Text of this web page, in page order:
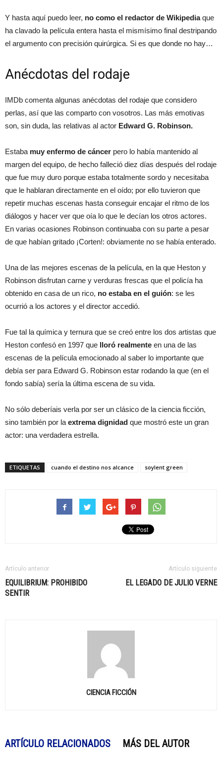
Y hasta aquí puedo leer, no como el redactor de Wikipediaque
ha clavado la película entera hasta el mismísimo final destripando
el argumento con precisión quirúrgica. Si es que donde no hay…
Anécdotas del rodaje
IMDb comenta algunas anécdotas del rodaje que considero
perlas, así que las comparto con vosotros. Las más emotivas
son, sin duda, las relativas al actor Edward G. Robinson.
Estaba muy enfermo de cáncer pero lo había mantenido al
margen del equipo, de hecho falleció diez días después del rodaje
que fue muy duro porque estaba totalmente sordo y necesitaba
que le hablaran directamente en el oído; por ello tuvieron que
repetir muchas escenas hasta conseguir encajar el ritmo de los
diálogos y hacer ver que oía lo que le decían los otros actores.
En varias ocasiones Robinson continuaba con su parte a pesar
de que habían gritado ¡Corten!: obviamente no se había enterado.
Una de las mejores escenas de la película, en la que Heston y
Robinson disfrutan carne y verduras frescas que el policía ha
obtenido en casa de un rico, no estaba en el guión: se les
ocurrió a los actores y el director accedió.
Fue tal la química y ternura que se creó entre los dos artistas que
Heston confesó en 1997 que lloró realmente en una de las
escenas de la película emocionado al saber lo importante que
debía ser para Edward G. Robinson estar rodando la que (en el
fondo sabía) sería la última escena de su vida.
No sólo deberíais verla por ser un clásico de la ciencia ficción,
sino también por la extrema dignidad que mostró este un gran
actor: una verdadera estrella.
ETIQUETAS cuando el destino nos alcance soylent green
Artículo anterior
EQUILIBRIUM: PROHIBIDO
SENTIR
Artículo siguiente
EL LEGADO DE JULIO VERNE
CIENCIA FICCIÓN
ARTÍCULO RELACIONADOS MÁS DEL AUTOR